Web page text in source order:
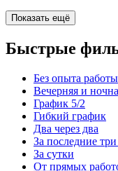
Показать ещё
Быстрые
Без опыта работы
Вечерняя и
График 5/2
Гибкий график
Два через два
За последние
За сутки
От прямых